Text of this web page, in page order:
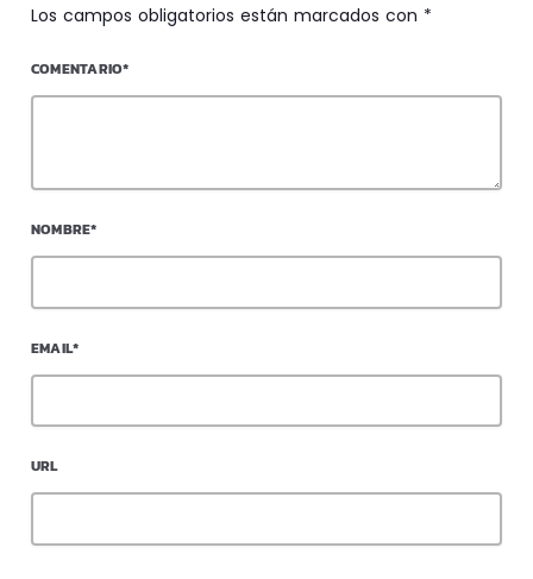
Los campos obligatorios están marcados con *
COMENTARIO*
NOMBRE*
EMAIL*
URL